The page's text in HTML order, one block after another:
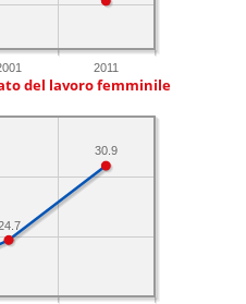
2011
del lavoro femminile
30.9